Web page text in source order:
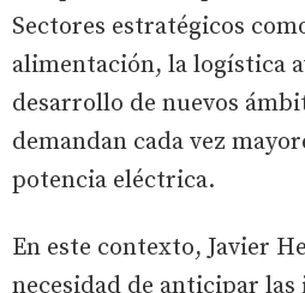
Sectores estratégicos
alimentación, la logística
desarrollo de nuevos
demandan cada vez
potencia eléctrica.
En este contexto, Javier
necesidad de anticipar las